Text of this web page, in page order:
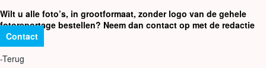
Wilt u alle foto’s, in grootformaat, zonder logo van de gehele
fotoreportage bestellen? Neem dan contact op met de redactie
Contact
-Terug